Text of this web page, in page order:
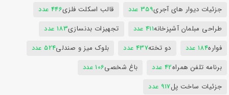
جزئیات دیوار های آجری359 عدد قالب اسکلت فلزی446 عدد
طراحی مبلمان آشپزخانه411 عدد تجهیزات بدنسازی183 عدد
فواره184 عدد دو تخته437 عدد بلوک میز و صندلی524 عدد
برنامه تلفن همراه42 عدد باغ شخصی106 عدد
جزئیات ساخت پل917 عدد